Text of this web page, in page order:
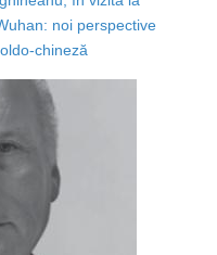
noi perspective
chineză